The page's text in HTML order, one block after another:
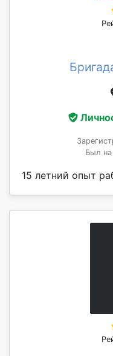
Был на
15 летний опыт